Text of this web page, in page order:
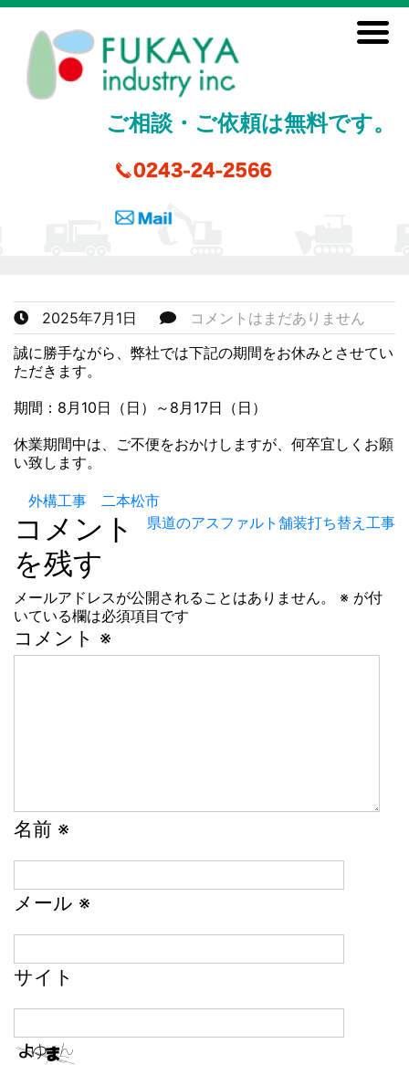
ご相談・ご依頼は無料です。
2025年7月1日
コメントはまだありません
誠に勝手ながら、弊社では下記の期間をお休みとさせてい
ただきます。
期間：8月10日（日）～8月17日（日）
休業期間中は、ご不便をおかけしますが、何卒宜しくお願
い致します。
投
稿
ナ
ビ
ゲ
外構工事 二本松市
県道のアスファルト舗装打ち替え工事
コメント
を残す
メールアドレスが公開されることはありません。 ※ が付
いている欄は必須項目です
コメント ※
名前 ※
メール ※
サイト